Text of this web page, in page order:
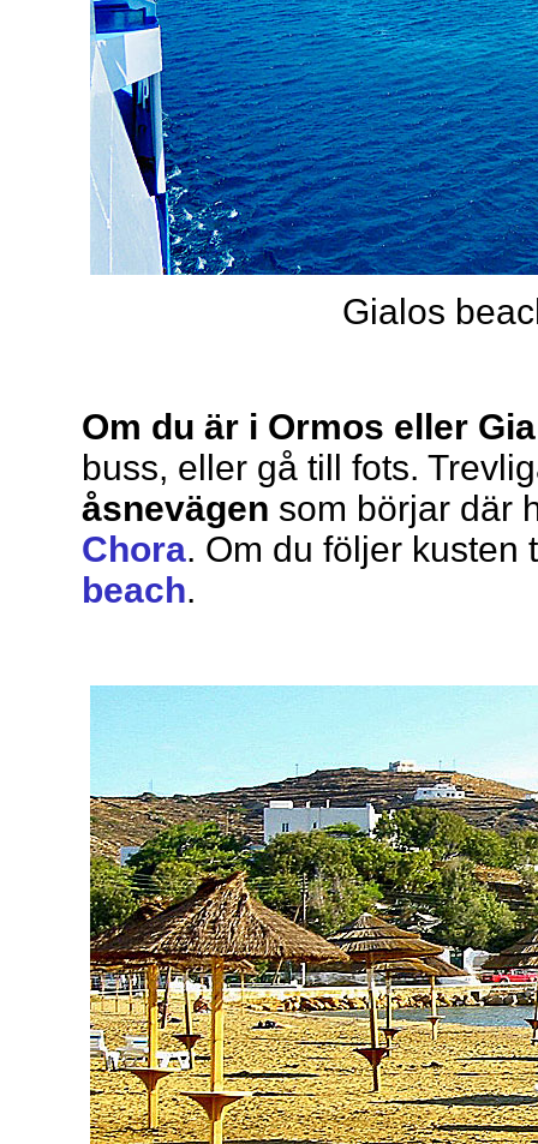
Gialos
Om du är i Ormos eller
buss, eller gå till fots.
åsnevägen som börjar där
Chora. Om du följer
beach.